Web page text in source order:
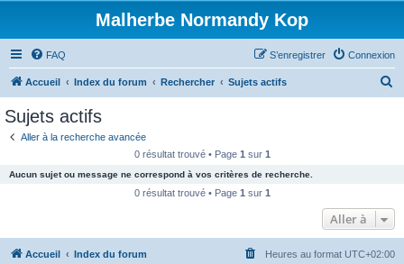
Malherbe Normandy Kop
FAQ Connexion
S’enregistrer
Accueil Index du forum Rechercher Sujets actifs
c
e
Sujets actifs
Aller à la recherche avancée
0 résultat trouvé • Page 1 sur 1
Aucun sujet ou message ne correspond à vos critères de recherche.
0 résultat trouvé • Page 1 sur 1
Aller à
Accueil Index du forum Heures au format UTC+02:00